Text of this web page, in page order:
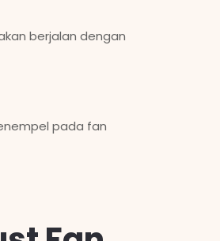
berjalan dengan
pada fan